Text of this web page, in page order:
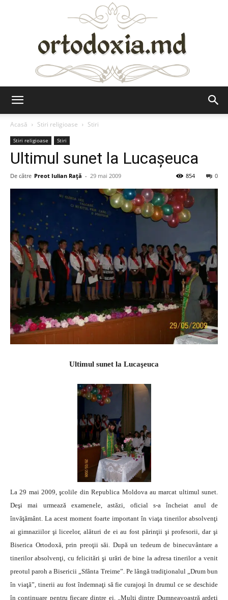
Acasă
Stiri religioase Stiri
Stiri religioase Stiri
Ultimul sunet la Lucaşeuca
De către Preot Iulian Raţă - 29 mai 2009 0
854
Ultimul sunet la Lucaşeuca
La 29 mai 2009, şcolile din Republica Moldova au marcat ultimul sunet.
Deşi mai urmează examenele, astăzi, oficial s-a încheiat anul de
învăţământ. La acest moment foarte important în viaţa tinerilor absolvenţi
ai gimnaziilor şi liceelor, alături de ei au fost părinţii şi profesorii, dar şi
Biserica Ortodoxă, prin preoţii săi. După un tedeum de binecuvântare a
tinerilor absolvenţi, cu felicitări şi urări de bine la adresa tinerilor a venit
preotul paroh a Bisericii „Sfânta Treime”. Pe lângă tradiţionalul „Drum bun
în viaţă”, tinerii au fost îndemnaţi să fie curajoşi în drumul ce se deschide
în continuare pentru fiecare dintre ei. „Mulţi dintre Dumneavoastră ardeţi